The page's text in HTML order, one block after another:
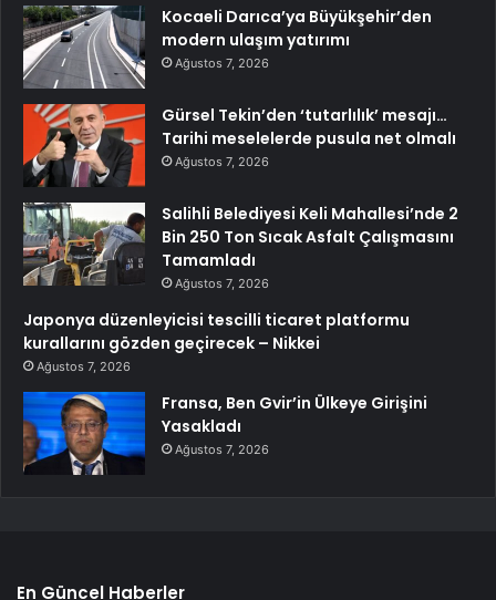
Kocaeli Darıca’ya Büyükşehir’den
modern ulaşım yatırımı
Ağustos 7, 2026
Gürsel Tekin’den ‘tutarlılık’ mesajı…
Tarihi meselelerde pusula net olmalı
Ağustos 7, 2026
Salihli Belediyesi Keli Mahallesi’nde 2
Bin 250 Ton Sıcak Asfalt Çalışmasını
Tamamladı
Ağustos 7, 2026
Japonya düzenleyicisi tescilli ticaret platformu
kurallarını gözden geçirecek – Nikkei
Ağustos 7, 2026
Fransa, Ben Gvir’in Ülkeye Girişini
Yasakladı
Ağustos 7, 2026
En Güncel Haberler